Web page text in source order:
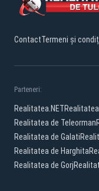
ContactTermeni și
Parteneri:
Realitatea.NET
Realitatea de Teleorman
Realitatea de Galati
Realitatea de Harghita
Realitatea de Gorj